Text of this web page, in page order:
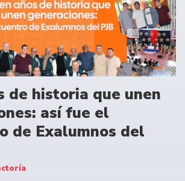
de historia que unen
así fue el
de Exalumnos del